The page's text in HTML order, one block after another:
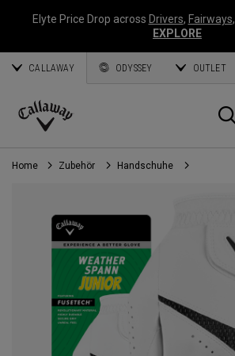
Elyte Price Drop across Drivers, Fairways,
EXPLORE
CALLAWAY ODYSSEY OUTLET
Callaway
Golf
Home Zubehör Handschuhe